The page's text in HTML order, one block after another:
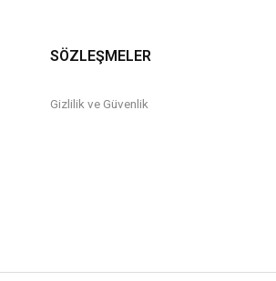
SÖZLEŞMELER
Gizlilik ve Güvenlik